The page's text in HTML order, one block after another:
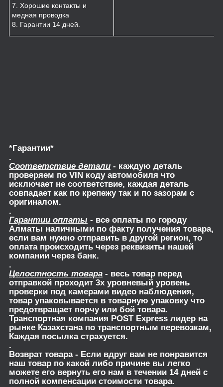
7. Хорошие контакты и
медная проводка
8. Гарантии 14 дней.
*Гарантии*
.
Соответствие детали - каждую деталь
проверяем по VIN коду автомобиля что
исключает не соответствие, каждая деталь
совпадает как по крепежу так и по зазорам с
оригиналом.
.
Гарантии оплаты - все оплаты по городу
Алматы наличными по факту получения товара,
если вам нужно отправить в другой регион, то
оплата происходить через реквизиты нашей
компании через банк.
.
Целостность товара - весь товар перед
отправкой проходит 3х уровневый уровень
проверки под камерами видео наблюдения,
товар упаковывается в товарную упаковку что
предотвращает порчу или бой товара.
Транспортная компания POST Express лидер на
рынке Казахстана по транспортным перевозкам,
Каждая посылка страхуется.
.
Возврат товара- Если вдруг вам не понравится
наш товар по какой либо причине вы легко
можете его вернуть его нам в течении 14 дней с
полной компенсации стоимости товара.